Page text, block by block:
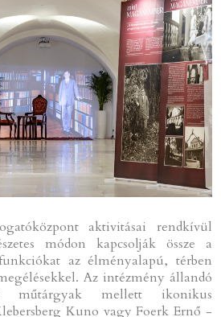
aktivitásai rendkívül
módon kapcsolják össze a
az élményalapú, térben
Az intézmény állandó
mellett ikonikus
Kuno vagy Foerk Ernő -